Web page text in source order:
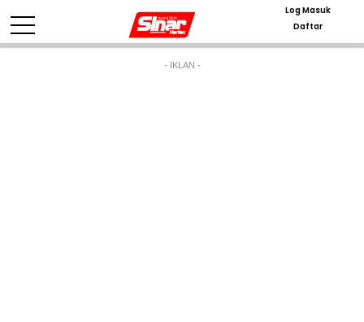
Log Masuk
Daftar
- IKLAN -